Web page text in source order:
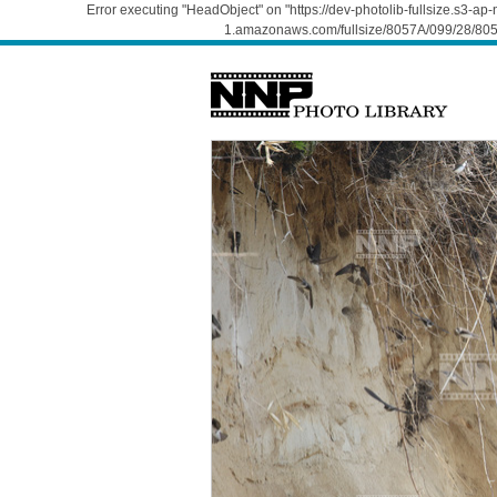
Error executing "HeadObject" on "https://dev-photolib-fullsize.s3-
1.amazonaws.com/fullsize/8057A/099/28/